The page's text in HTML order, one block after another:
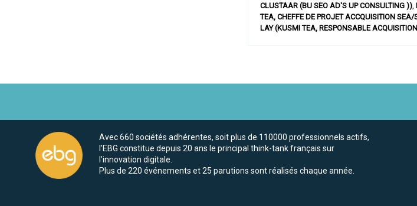
CLUSTAAR (BU SEO AD'S UP CONSULTING ))
TEA, CHEFFE DE PROJET ACCQUISITION SEA/
LAY(KUSMI TEA, RESPONSABLE
Avec 660 sociétés adhérentes, soit plus de 110000 professionnels actifs,
l’EBG constitue depuis 20 ans le principal think-tank français sur
l’innovation digitale.
Plus de 220 événements et 25 parutions sont réalisés chaque année.